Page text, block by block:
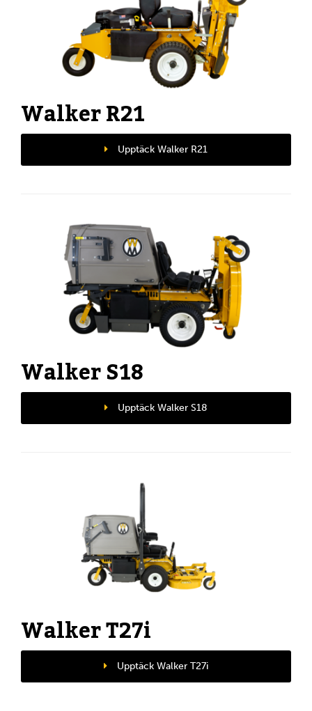
Walker R21
Upptäck Walker R21
Walker S18
Upptäck Walker S18
Walker T27i
Upptäck Walker T27i